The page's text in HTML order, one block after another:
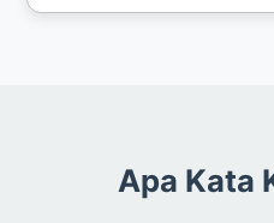
Apa Kata